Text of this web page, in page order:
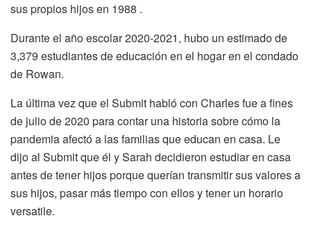
sus propios hijos en 1988 .
Durante el año escolar 2020-2021, hubo un estimado de
3,379 estudiantes de educación en el hogar en el condado
de Rowan.
La última vez que el Submit habló con Charles fue a fines
de julio de 2020 para contar una historia sobre cómo la
pandemia afectó a las familias que educan en casa. Le
dijo al Submit que él y Sarah decidieron estudiar en casa
antes de tener hijos porque querían transmitir sus valores a
sus hijos, pasar más tiempo con ellos y tener un horario
versatile.